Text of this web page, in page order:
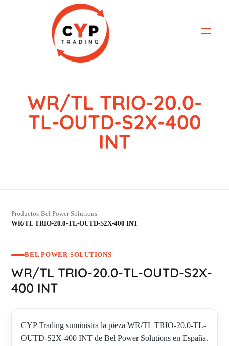
CYP Trading
Professionelle Ersatzteilbeschaffung
WR/TL TRIO-20.0-
TL-OUTD-S2X-400
INT
Productos›Bel Power Solutions›
WR/TL TRIO-20.0-TL-OUTD-S2X-400 INT
BEL POWER SOLUTIONS
WR/TL TRIO-20.0-TL-OUTD-S2X-
400 INT
CYP Trading suministra la pieza WR/TL TRIO-20.0-TL-
OUTD-S2X-400 INT de Bel Power Solutions en España.